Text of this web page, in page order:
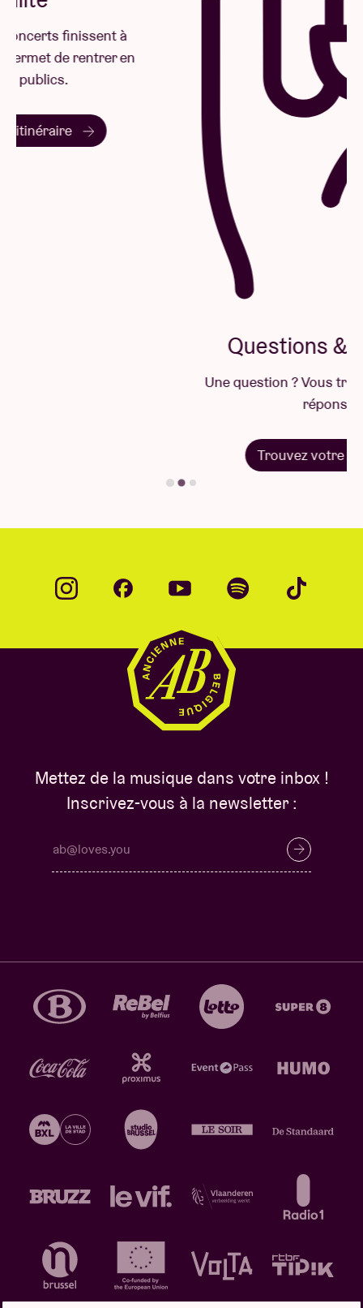
Questions & Réponses
Une question ? Vous trouverez sûrement la
Mettez de la musique dans votre inbox !
Inscrivez-vous à la newsletter :